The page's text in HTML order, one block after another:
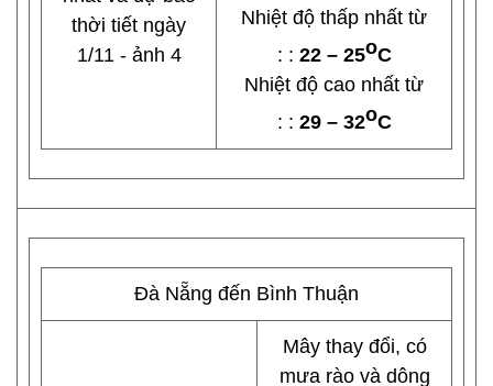
Nhiệt độ thấp nhất từ
: : 22 – 25oC
Nhiệt độ cao nhất từ
: : 29 – 32oC
Đà Nẵng đến Bình Thuận
Mây thay đổi, có
mưa rào và dông